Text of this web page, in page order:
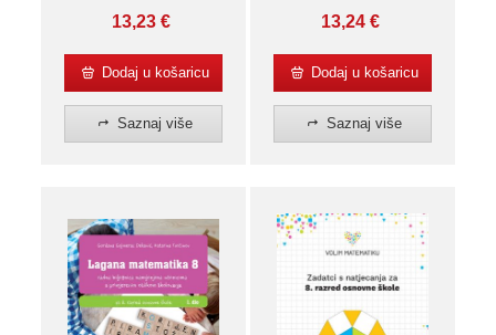
13,23€
Dodaj u košaricu
Saznaj više
13,24€
Dodaj u košaricu
Saznaj više